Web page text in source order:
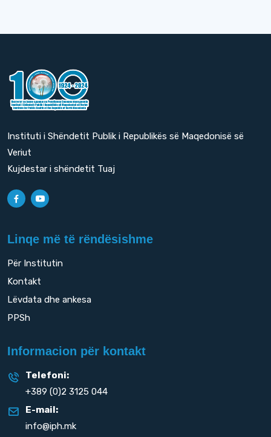
Instituti i Shëndetit Publik i Republikës së Maqedonisë së
Veriut
Kujdestar i shëndetit Tuaj
Linqe më të rëndësishme
Për Institutin
Kontakt
Lëvdata dhe ankesa
PPSh
Informacion për kontakt
Telefoni:
+389 (0)2 3125 044
E-mail:
info@iph.mk